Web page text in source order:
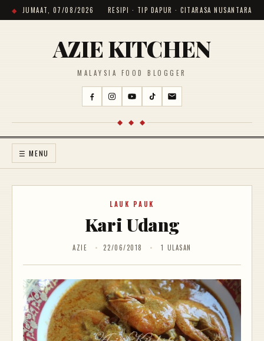
JUMAAT, 07/08/2026 RESIPI · TIP DAPUR · CITARASA NUSANTARA
AZIE KITCHEN
MALAYSIA FOOD BLOGGER
◆ ◆ ◆
☰ MENU
LAUK PAUK
Kari Udang
AZIE 22/06/2018 1 ULASAN